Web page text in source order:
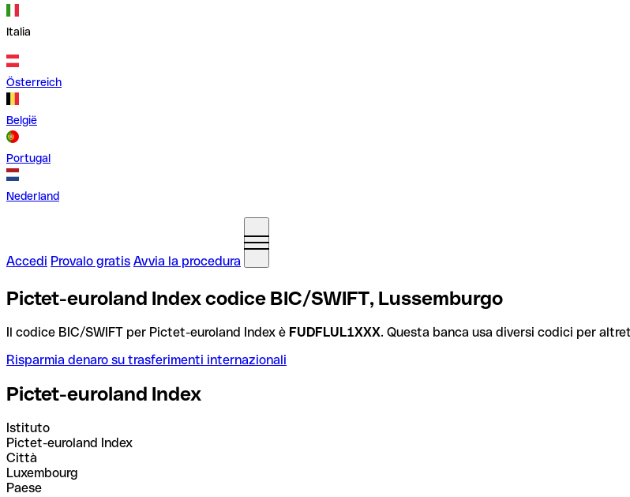
Italia
Österreich
België
Portugal
Nederland
Accedi Provalo gratis Avvia la procedura
Pictet-euroland Index codice BIC/SWIFT, Lussemburgo
Il codice BIC/SWIFT per Pictet-euroland Index è FUDFLUL1XXX. Questa banca usa diversi codici per
Risparmia denaro su trasferimenti internazionali
Pictet-euroland Index
Istituto
Pictet-euroland Index
Città
Luxembourg
Paese